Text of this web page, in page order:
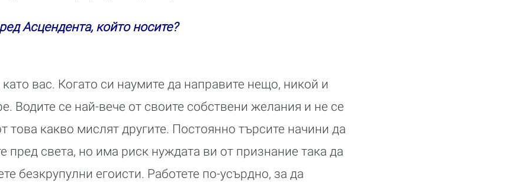
Асцендента, който носите?
вас. Когато си наумите да направите нещо, никой и
Водите се най-вече от своите собствени желания и не се
това какво мислят другите. Постоянно търсите начини да
пред света, но има риск нуждата ви от признание така да
безкрупулни егоисти. Работете по-усърдно, за да